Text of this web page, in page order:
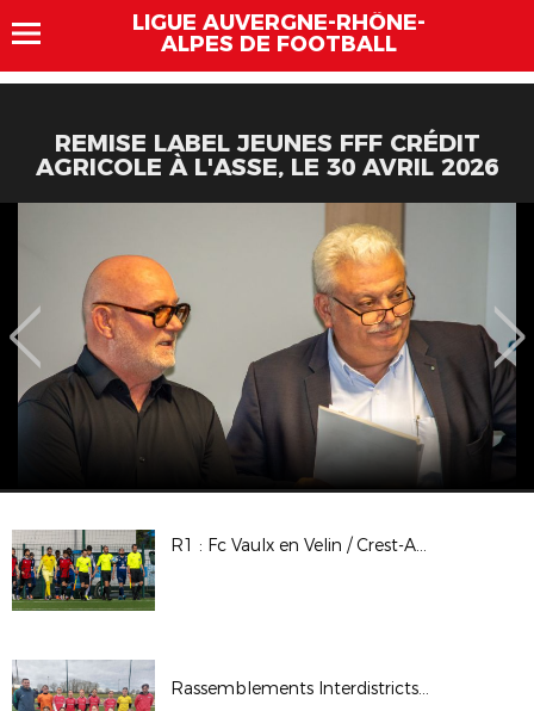
LIGUE AUVERGNE-RHÔNE-
ALPES DE FOOTBALL
REMISE LABEL JEUNES FFF CRÉDIT
AGRICOLE À L'ASSE, LE 30 AVRIL 2026
R1 : Fc Vaulx en Velin / Crest-Aouste
Rassemblements Interdistricts U13F - Fév. 2026